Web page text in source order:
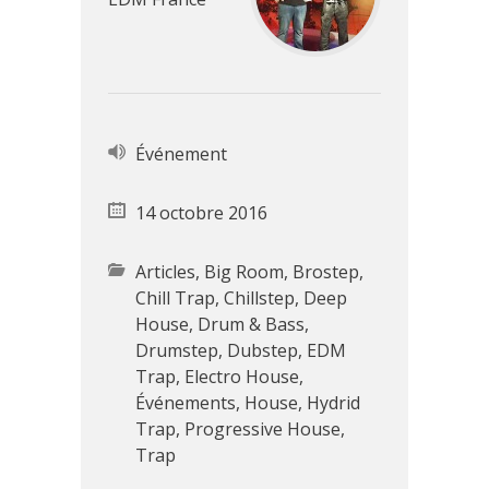
Événement
14 octobre 2016
Articles, Big Room, Brostep,
Chill Trap, Chillstep, Deep
House, Drum & Bass,
Drumstep, Dubstep, EDM
Trap, Electro House,
Événements, House, Hydrid
Trap, Progressive House,
Trap